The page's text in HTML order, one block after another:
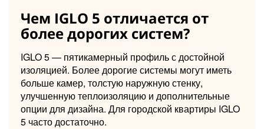
Чем IGLO 5 отличается от
более дорогих систем?
IGLO 5 — пятикамерный профиль с достойной
изоляцией. Более дорогие системы могут иметь
больше камер, толстую наружную стенку,
улучшенную теплоизоляцию и дополнительные
опции для дизайна. Для городской квартиры IGLO
5 часто достаточно.